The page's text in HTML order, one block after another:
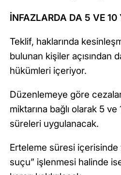
İNFAZLARDA DA 5 VE 10
Teklif, haklarında
bulunan kişiler açısından
hükümleri içeriyor.
Düzenlemeye göre
miktarına bağlı olarak 5 ve
süreleri uygulanacak.
Erteleme süresi
suçu” işlenmesi halinde